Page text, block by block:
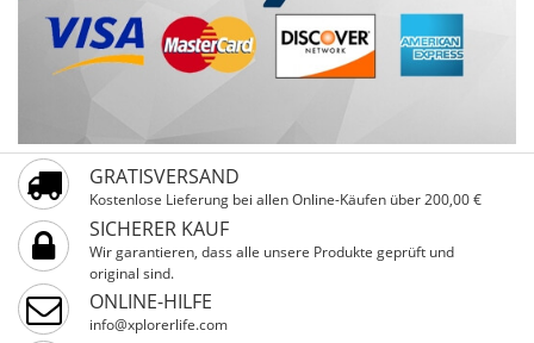
GRATISVERSAND
Kostenlose Lieferung bei allen Online-Käufen über 200,00 €
SICHERER KAUF
Wir garantieren, dass alle unsere Produkte geprüft und
original sind.
ONLINE-HILFE
info@xplorerlife.com